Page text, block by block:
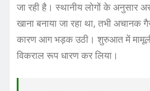
जा रही है। स्थानीय लोगों के अनुसार
खाना बनाया जा रहा था, तभी
कारण आग भड़क उठी। शुरुआत में
विकराल रूप धारण कर लिया।